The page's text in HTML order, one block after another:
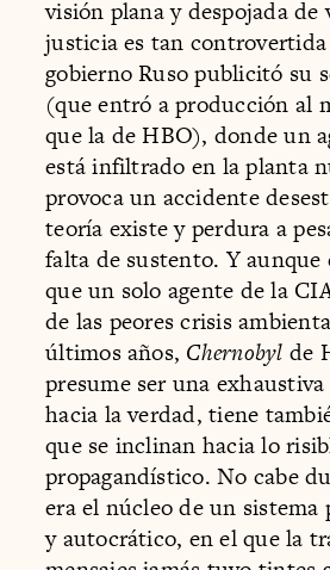
visión plana y despojada de
justicia es tan
gobierno Ruso publicitó su
(que entró a producción al
que la de HBO), donde un
está infiltrado en la planta
provoca un accidente
teoría existe y perdura a
falta de sustento. Y aunque
que un solo agente de la
de las peores crisis
últimos años, Chernobyl de
presume ser una
hacia la verdad, tiene
que se inclinan hacia lo
propagandístico. No cabe
era el núcleo de un
y autocrático, en el que la